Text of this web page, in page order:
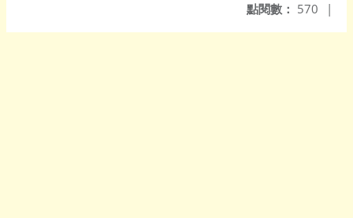
點閱數： 570 |